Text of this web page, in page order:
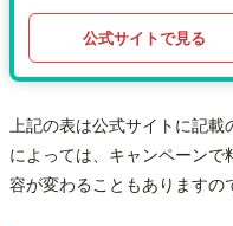
公式サイトで見る
上記の表は公式サイトに記載
によっては、キャンペーン
容が変わることもありますの